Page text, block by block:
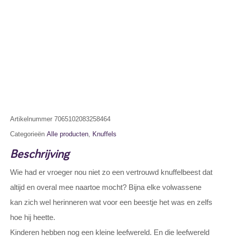
Artikelnummer 7065102083258464
Categorieën Alle producten, Knuffels
Beschrijving
Wie had er vroeger nou niet zo een vertrouwd knuffelbeest dat
altijd en overal mee naartoe mocht? Bijna elke volwassene
kan zich wel herinneren wat voor een beestje het was en zelfs
hoe hij heette.
Kinderen hebben nog een kleine leefwereld. En die leefwereld